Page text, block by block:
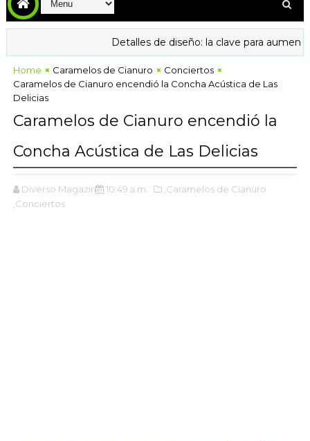
Detalles de diseño: la clave para aumentar la
Home Caramelos de Cianuro
Conciertos
Caramelos de Cianuro encendió la Concha Acústica de Las
Delicias
Caramelos de Cianuro encendió la
Concha Acústica de Las Delicias
Diverso Magazine 10:49 a.m.
,Caramelos de Cianuro
,Conciertos